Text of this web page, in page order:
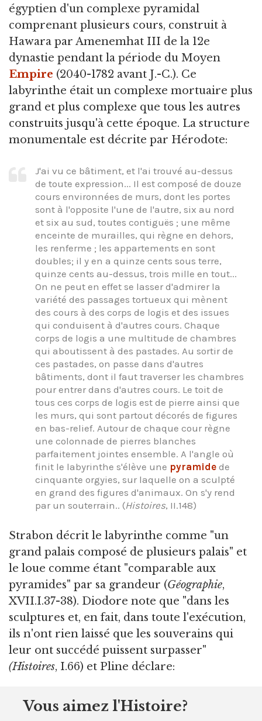
égyptien d'un complexe pyramidal
comprenant plusieurs cours, construit à
Hawara par Amenemhat III de la 12e
dynastie pendant la période du Moyen
Empire (2040-1782 avant J.-C.). Ce
labyrinthe était un complexe mortuaire plus
grand et plus complexe que tous les autres
construits jusqu'à cette époque. La structure
monumentale est décrite par Hérodote:
J'ai vu ce bâtiment, et l'ai trouvé au-dessus
de toute expression... Il est composé de douze
cours environnées de murs, dont les portes
sont à l'opposite l'une de l'autre, six au nord
et six au sud, toutes contiguës ; une même
enceinte de murailles, qui règne en dehors,
les renferme ; les appartements en sont
doubles; il y en a quinze cents sous terre,
quinze cents au-dessus, trois mille en tout...
On ne peut en effet se lasser d'admirer la
variété des passages tortueux qui mènent
des cours à des corps de logis et des issues
qui conduisent à d'autres cours. Chaque
corps de logis a une multitude de chambres
qui aboutissent à des pastades. Au sortir de
ces pastades, on passe dans d'autres
bâtiments, dont il faut traverser les chambres
pour entrer dans d'autres cours. Le toit de
tous ces corps de logis est de pierre ainsi que
les murs, qui sont partout décorés de figures
en bas-relief. Autour de chaque cour règne
une colonnade de pierres blanches
parfaitement jointes ensemble. A l'angle où
finit le labyrinthe s'élève une pyramide de
cinquante orgyies, sur laquelle on a sculpté
en grand des figures d'animaux. On s'y rend
par un souterrain.. (Histoires, II.148)
Strabon décrit le labyrinthe comme "un
grand palais composé de plusieurs palais" et
le loue comme étant "comparable aux
pyramides" par sa grandeur (Géographie,
XVII.I.37-38). Diodore note que "dans les
sculptures et, en fait, dans toute l'exécution,
ils n'ont rien laissé que les souverains qui
leur ont succédé puissent surpasser"
(Histoires, I.66) et Pline déclare:
Vous aimez l'Histoire?